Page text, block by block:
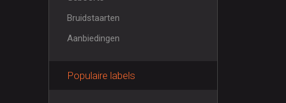
Bruidstaarten
Aanbiedingen
Populaire labels